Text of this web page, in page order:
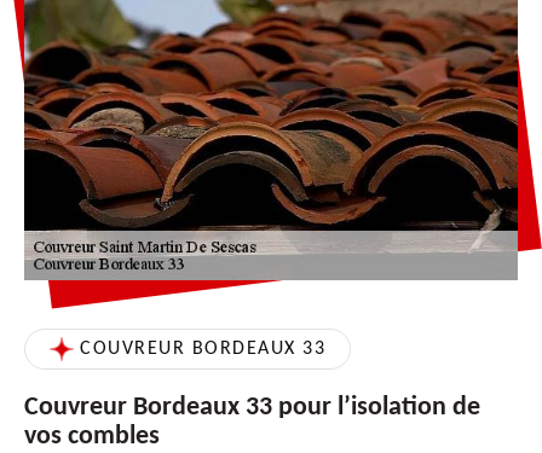
COUVREUR BORDEAUX 33
Couvreur Bordeaux 33 pour l’isolation de
vos combles